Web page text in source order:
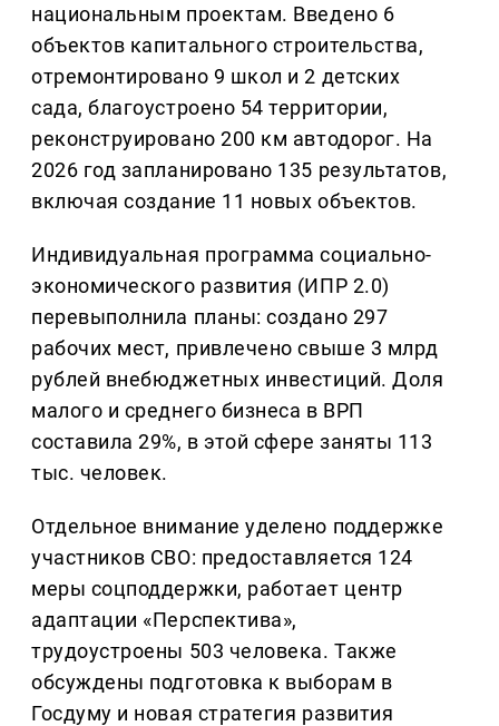
национальным проектам. Введено 6
объектов капитального строительства,
отремонтировано 9 школ и 2 детских
сада, благоустроено 54 территории,
реконструировано 200 км автодорог. На
2026 год запланировано 135 результатов,
включая создание 11 новых объектов.
Индивидуальная программа социально-
экономического развития (ИПР 2.0)
перевыполнила планы: создано 297
рабочих мест, привлечено свыше 3 млрд
рублей внебюджетных инвестиций. Доля
малого и среднего бизнеса в ВРП
составила 29%, в этой сфере заняты 113
тыс. человек.
Отдельное внимание уделено поддержке
участников СВО: предоставляется 124
меры соцподдержки, работает центр
адаптации «Перспектива»,
трудоустроены 503 человека. Также
обсуждены подготовка к выборам в
Госдуму и новая стратегия развития